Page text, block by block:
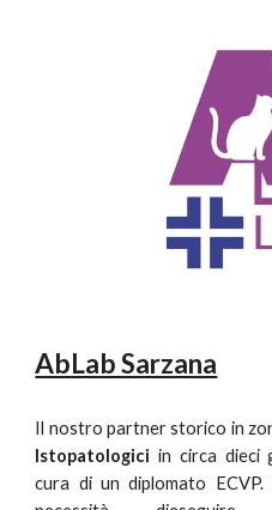
AbLab Sarzana
Il nostro partner storico in
Istopatologici in circa dieci
cura di un diplomato